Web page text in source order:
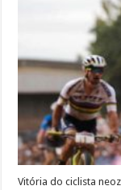
Vitória do ciclista